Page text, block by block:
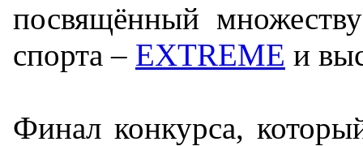
посвящённый
спорта – EXTREME и
Финал конкурса,